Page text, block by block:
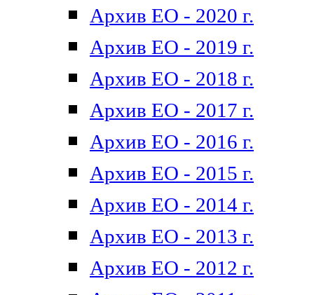
Архив ЕО - 2020 г.
Архив ЕО - 2019 г.
Архив ЕО - 2018 г.
Архив ЕО - 2017 г.
Архив ЕО - 2016 г.
Архив ЕО - 2015 г.
Архив ЕО - 2014 г.
Архив ЕО - 2013 г.
Архив ЕО - 2012 г.